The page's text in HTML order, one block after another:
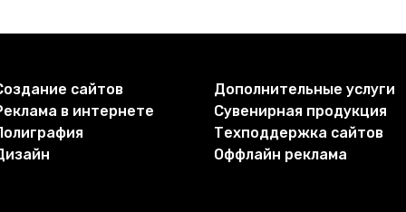
сайтов
в интернете
Дополнительные услуги
Сувенирная продукция
Техподдержка сайтов​
Оффлайн реклама